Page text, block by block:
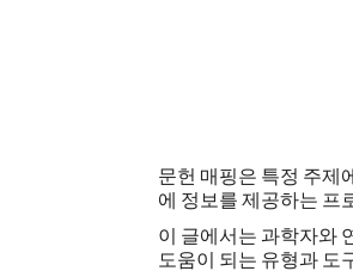
문헌 매핑은 특정 주제
에 정보를 제공하는 프
이 글에서는 과학자와
도움이 되는 유형과 도